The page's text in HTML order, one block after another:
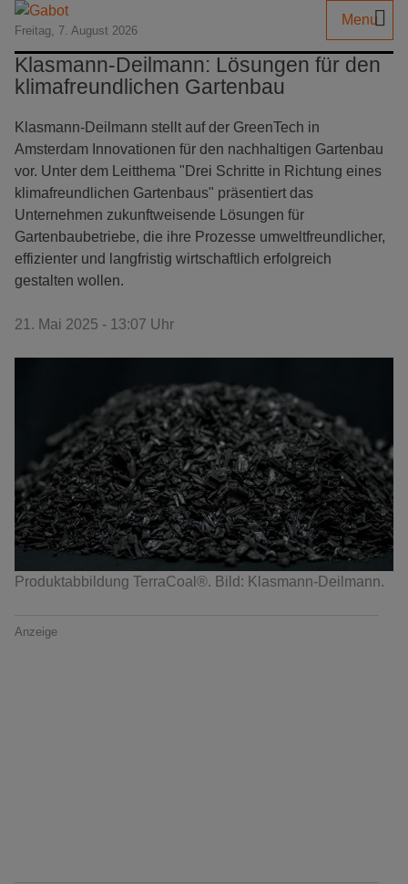
Freitag, 7. August 2026
Menu
Klasmann-Deilmann: Lösungen für den
klimafreundlichen Gartenbau
Klasmann-Deilmann stellt auf der GreenTech in
Amsterdam Innovationen für den nachhaltigen Gartenbau
vor. Unter dem Leitthema "Drei Schritte in Richtung eines
klimafreundlichen Gartenbaus" präsentiert das
Unternehmen zukunftweisende Lösungen für
Gartenbaubetriebe, die ihre Prozesse umweltfreundlicher,
effizienter und langfristig wirtschaftlich erfolgreich
gestalten wollen.
21. Mai 2025 - 13:07 Uhr
Produktabbildung TerraCoal®. Bild: Klasmann-Deilmann.
Anzeige